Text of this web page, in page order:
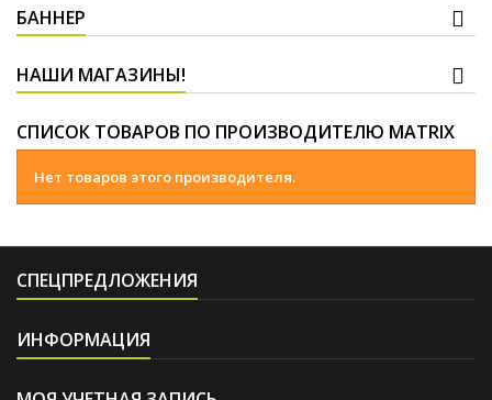
БАННЕР
НАШИ МАГАЗИНЫ!
СПИСОК ТОВАРОВ ПО ПРОИЗВОДИТЕЛЮ MATRIX
Нет товаров этого производителя.
СПЕЦПРЕДЛОЖЕНИЯ
ИНФОРМАЦИЯ